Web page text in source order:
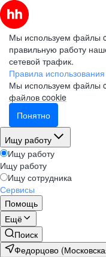
Мы используем файлы
правильную работу
сетевой трафик.
Правила
Мы используем файлы
файлов cookie
Понятно
Ищу работу
Ищу работу
Ищу работу
Ищу сотрудника
Сервисы
Помощь
Ещё
Поиск
Федорцово